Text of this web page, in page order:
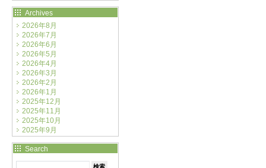
Archives
2026年8月
2026年7月
2026年6月
2026年5月
2026年4月
2026年3月
2026年2月
2026年1月
2025年12月
2025年11月
2025年10月
2025年9月
Search